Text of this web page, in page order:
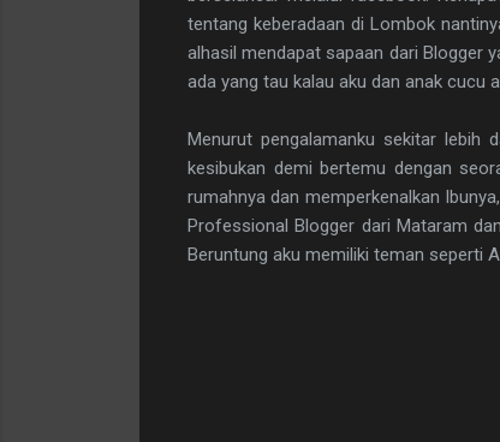
tentang keberadaan di Lombok
alhasil mendapat sapaan dari Blogger
ada yang tau kalau aku dan anak cucu
Menurut pengalamanku sekitar lebih
kesibukan demi bertemu dengan
rumahnya dan memperkenalkan
Professional Blogger dari Mataram
Beruntung aku memiliki teman seperti